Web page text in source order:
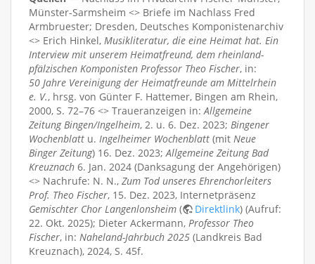
Münster-Sarmsheim <> Briefe im Nachlass Fred
Armbruester; Dresden, Deutsches Komponistenarchiv
<> Erich Hinkel, Musikliteratur, die eine Heimat hat. Ein
Interview mit unserem Heimatfreund, dem rheinland-
pfälzischen Komponisten Professor Theo Fischer, in:
50 Jahre Vereinigung der Heimatfreunde am Mittelrhein
e. V., hrsg. von Günter F. Hattemer, Bingen am Rhein,
2000, S. 72–76 <> Traueranzeigen in: Allgemeine
Zeitung Bingen/Ingelheim, 2. u. 6. Dez. 2023; Bingener
Wochenblatt u. Ingelheimer Wochenblatt (mit Neue
Binger Zeitung) 16. Dez. 2023; Allgemeine Zeitung Bad
Kreuznach 6. Jan. 2024 (Danksagung der Angehörigen)
<> Nachrufe: N. N., Zum Tod unseres Ehrenchorleiters
Prof. Theo Fischer, 15. Dez. 2023, Internetpräsenz
Gemischter Chor Langenlonsheim ( Direktlink) (Aufruf:
22. Okt. 2025); Dieter Ackermann, Professor Theo
Fischer, in: Naheland-Jahrbuch 2025 (Landkreis Bad
Kreuznach), 2024, S. 45f.